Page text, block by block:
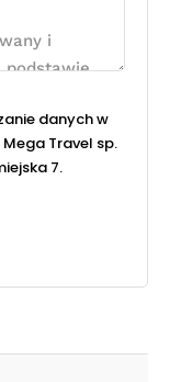
danych w
Travel sp.
7.